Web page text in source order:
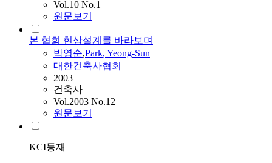
Vol.10 No.1
원문보기
본 협회 현상설계를 바라보며
박영순,Park, Yeong-Sun
대한건축사협회
2003
건축사
Vol.2003 No.12
원문보기
KCI등재